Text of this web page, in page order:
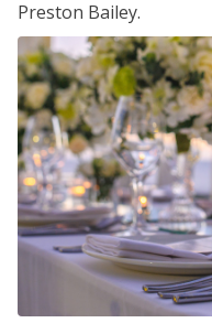
Preston Bailey.